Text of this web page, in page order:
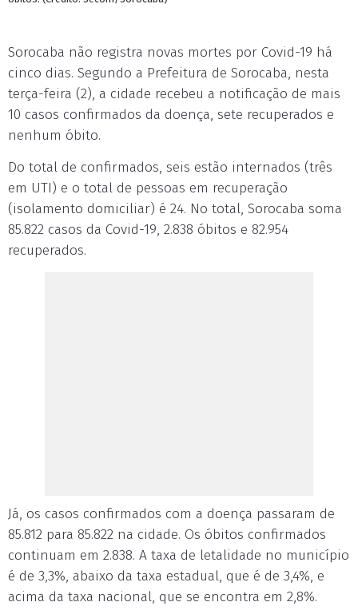
Sorocaba não registra novas mortes por Covid-19 há
cinco dias. Segundo a Prefeitura de Sorocaba, nesta
terça-feira (2), a cidade recebeu a notificação de mais
10 casos confirmados da doença, sete recuperados e
nenhum óbito.
Do total de confirmados, seis estão internados (três
em UTI) e o total de pessoas em recuperação
(isolamento domiciliar) é 24. No total, Sorocaba soma
85.822 casos da Covid-19, 2.838 óbitos e 82.954
recuperados.
Já, os casos confirmados com a doença passaram de
85.812 para 85.822 na cidade. Os óbitos confirmados
continuam em 2.838. A taxa de letalidade no município
é de 3,3%, abaixo da taxa estadual, que é de 3,4%, e
acima da taxa nacional, que se encontra em 2,8%.